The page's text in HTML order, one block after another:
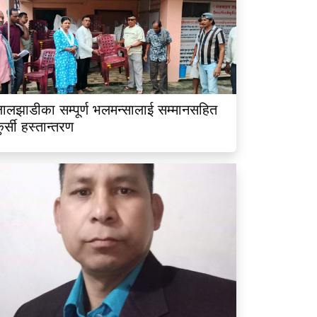
सम्पूर्ण भलमन्सालाई सम्मानसहित
हस्तान्तरण